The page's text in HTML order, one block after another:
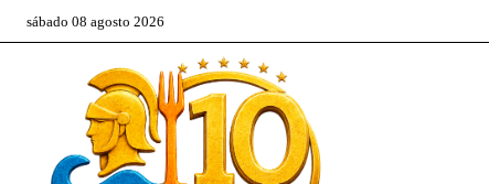
sábado 08 agosto 2026